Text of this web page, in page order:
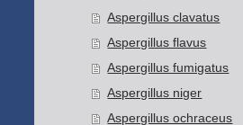
Aspergillus clavatus
Aspergillus flavus
Aspergillus fumigatus
Aspergillus niger
Aspergillus ochraceus